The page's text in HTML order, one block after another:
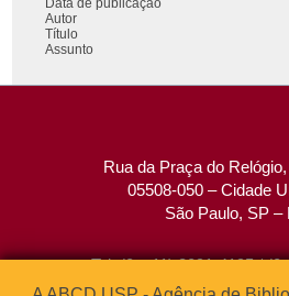
Autor
Título
Assunto
Rua da Praça do
05508-050 – Cidade
São Paulo, SP –
Tel: (0xx11) 3091-4195 /
Fax: (0xx11)